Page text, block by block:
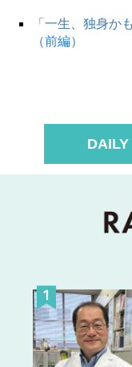
「一生、独身か
（前編）
DAILY